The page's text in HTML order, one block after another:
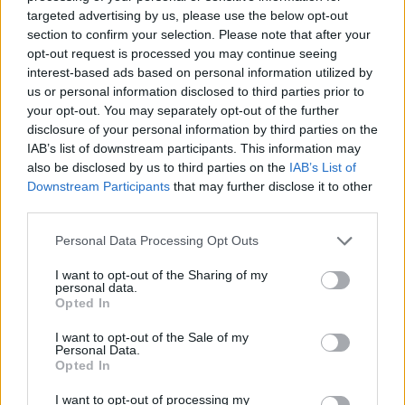
targeted advertising by us, please use the below opt-out
section to confirm your selection. Please note that after your
opt-out request is processed you may continue seeing
interest-based ads based on personal information utilized by
us or personal information disclosed to third parties prior to
your opt-out. You may separately opt-out of the further
disclosure of your personal information by third parties on the
IAB’s list of downstream participants. This information may
also be disclosed by us to third parties on the IAB’s List of
Downstream Participants that may further disclose it to other
Please note that this website/app uses one or more Google
not limited to your visit or usage behaviour. You may click to
grant or deny consent to Google and its third-party tags to
use your data for below specified purposes in below Google
consent section.
Personal Data Processing Opt Outs
I want to opt-out of the Sharing of my
personal data.
Opted In
I want to opt-out of the Sale of my
Personal Data.
Opted In
I want to opt-out of processing my
A fiatalok maguk is alkotóvá válhatnak a fesztiválon,
ahol filmes, animációs, kaszkadőr, tánckoreográfia
és képregény workshopok várják őket.
A CINEMIRA TEEN Nemzetközi Ifjúsági
Filmfesztiválon szakmai zsűri dönt a legjobb